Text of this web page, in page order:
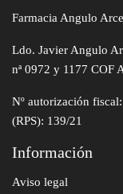
Farmacia Angulo
Ldo. Javier Angulo
nª 0972 y 1177 COF
Nº autorización
(RPS): 139/21
Información
Aviso legal